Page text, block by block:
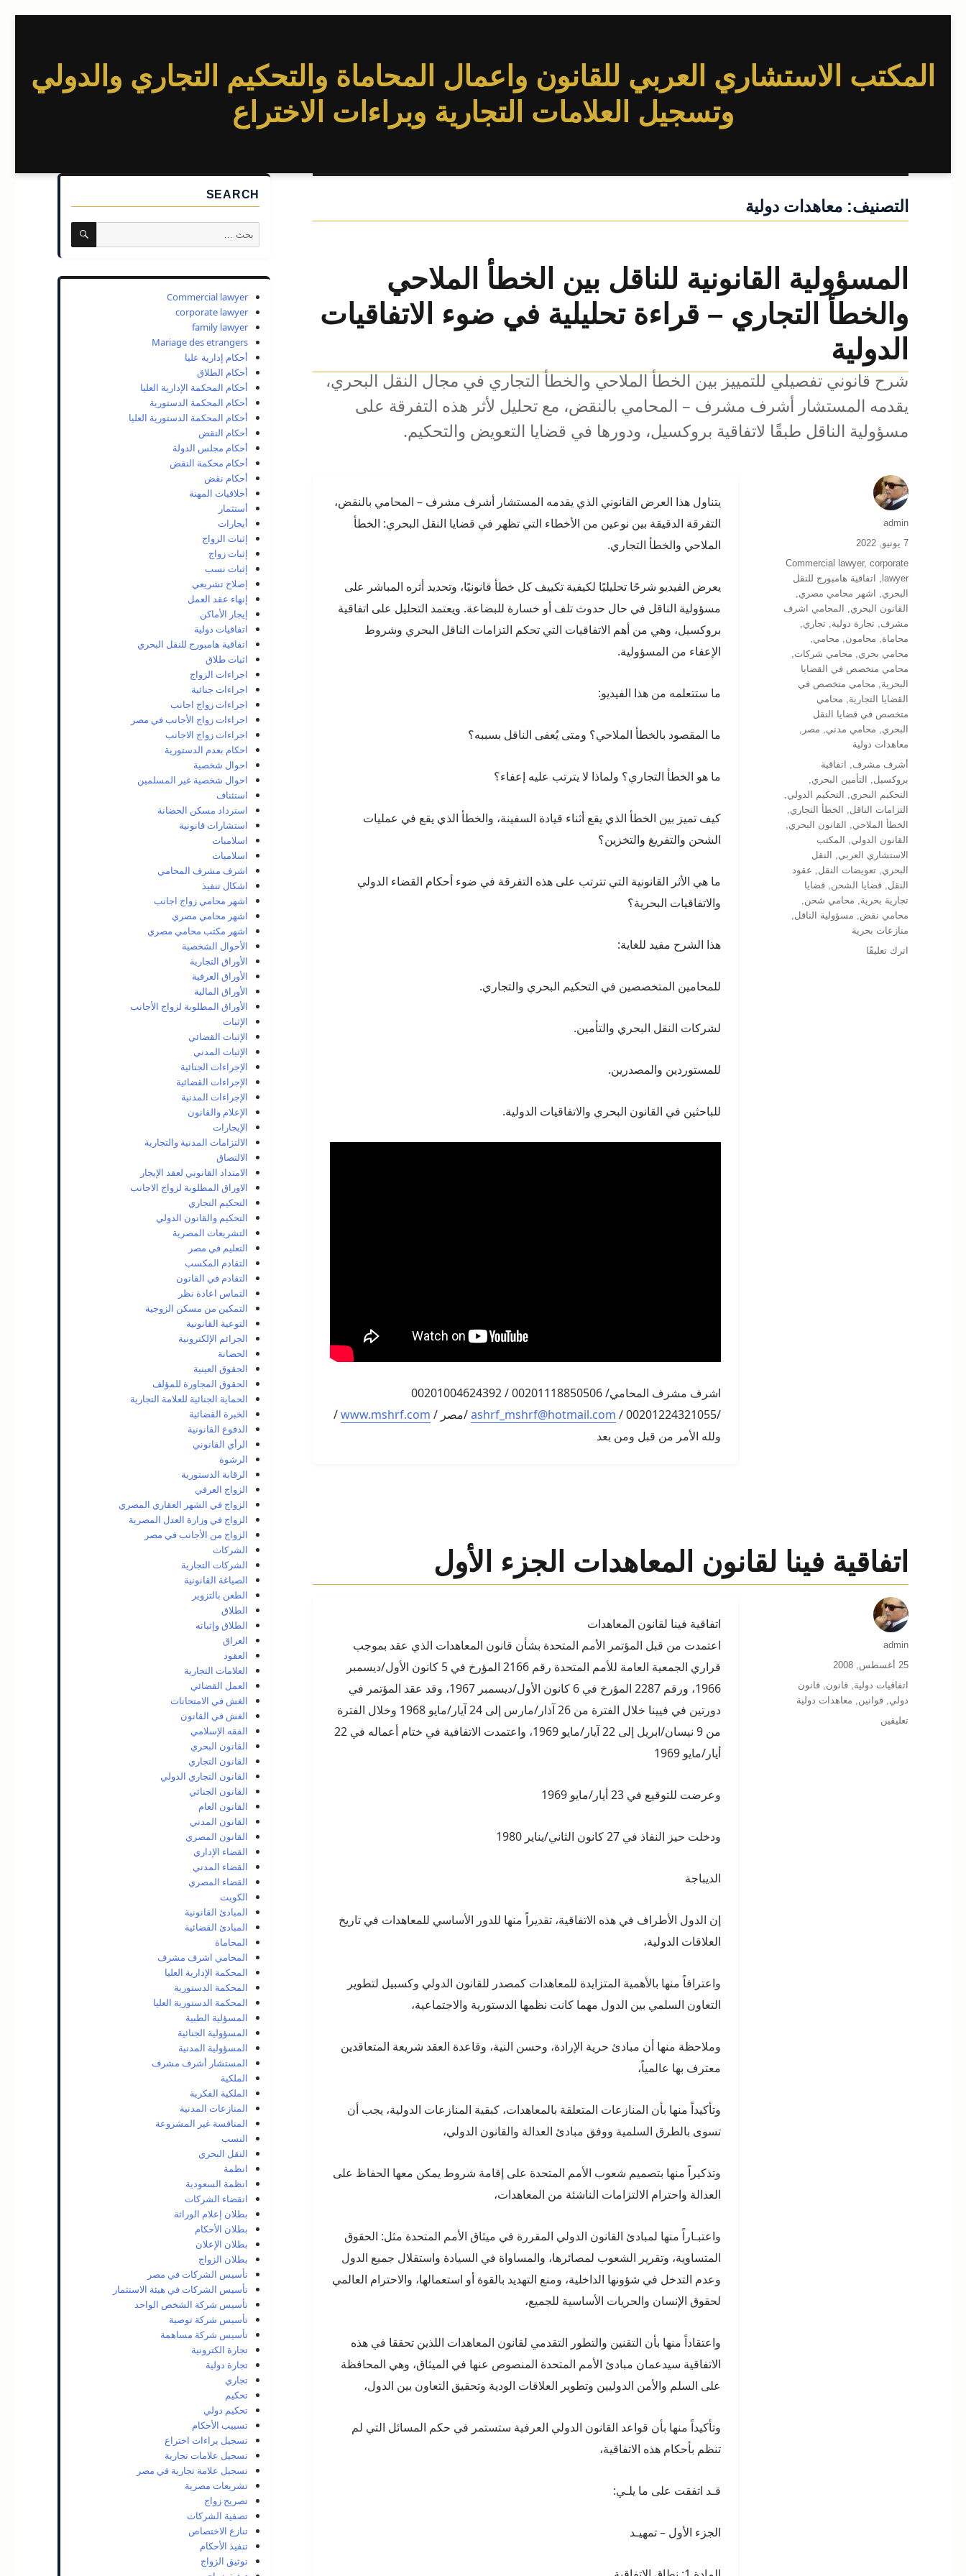
المكتب الاستشاري العربي للقانون واعمال المحاماة والتحكيم التجاري والدولي
وتسجيل العلامات التجارية وبراءات الاختراع
التصنيف:معاهدات دولية
المسؤولية القانونية للناقل بين الخطأ الملاحي
والخطأ التجاري – قراءة تحليلية في ضوء الاتفاقيات
الدولية
شرح قانوني تفصيلي للتمييز بين الخطأ الملاحي والخطأ التجاري في مجال النقل البحري،
يقدمه المستشار أشرف مشرف – المحامي بالنقض، مع تحليل لأثر هذه التفرقة على
مسؤولية الناقل طبقًا لاتفاقية بروكسيل، ودورها في قضايا التعويض والتحكيم.
يتناول هذا العرض القانوني الذي يقدمه المستشار أشرف مشرف – المحامي بالنقض،
التفرقة الدقيقة بين نوعين من الأخطاء التي تظهر في قضايا النقل البحري: الخطأ
الملاحي والخطأ التجاري.
يعرض الفيديو شرحًا تحليليًا لكيفية تكييف كل خطأ قانونيًا، وتحديد أثره المباشر على
مسؤولية الناقل في حال حدوث تلف أو خسارة للبضاعة. ويعتمد التحليل على اتفاقية
بروكسيل، وهي من أهم الاتفاقيات التي تحكم التزامات الناقل البحري وشروط
الإعفاء من المسؤولية.
ما ستتعلمه من هذا الفيديو:
ما المقصود بالخطأ الملاحي؟ ومتى يُعفى الناقل بسببه؟
ما هو الخطأ التجاري؟ ولماذا لا يترتب عليه إعفاء؟
كيف تميز بين الخطأ الذي يقع أثناء قيادة السفينة، والخطأ الذي يقع في عمليات
الشحن والتفريغ والتخزين؟
ما هي الأثر القانونية التي تترتب على هذه التفرقة في ضوء أحكام القضاء الدولي
والاتفاقيات البحرية؟
هذا الشرح مفيد للغاية:
للمحامين المتخصصين في التحكيم البحري والتجاري.
لشركات النقل البحري والتأمين.
للمستوردين والمصدرين.
للباحثين في القانون البحري والاتفاقيات الدولية.
اشرف مشرف المحامي/ 00201118850506 / 00201004624392
/00201224321055 /
ashrf_mshrf@hotmail.com/مصر / www.mshrf.com
/
ولله الأمر من قبل ومن بعد
الكاتب
admin
نُشرت
في
7 يونيو, 2022
التصنيفات Commercial lawyer, corporate
lawyer
, اتفاقية هامبورج للنقل
البحري, اشهر محامي مصري,
القانون البحري,
المحامي اشرف
مشرف,تجارة دولية,تجاري,
محاماة, محامون, محامي,
محامي بحري, محامي شركات,
محامي متخصص في القضايا
البحرية, محامي متخصص في
القضايا التجارية, محامي
متخصص في قضايا النقل
البحري, محامي مدني, مصر ,
معاهدات دولية
الوسوم
أشرف مشرف, اتفاقية
بروكسيل, التأمين البحري,
التحكيم البحري, التحكيم الدولي,
التزامات الناقل, الخطأ التجاري,
الخطأ الملاحي, القانون البحري,
القانون الدولي,
المكتب
الاستشاري العربي,
النقل
البحري,تعويضات النقل, عقود
النقل,قضايا الشحن,قضايا
تجارية بحرية, محامي شحن,
محامي نقض, مسؤولية الناقل,
منازعات بحرية
اترك تعليقًا
اتفاقية فينا لقانون المعاهدات الجزء الأول
اتفاقية فينا لقانون المعاهدات
اعتمدت من قبل المؤتمر الأمم المتحدة بشأن قانون المعاهدات الذي عقد بموجب
قراري الجمعية العامة للأمم المتحدة رقم 2166 المؤرخ في 5 كانون الأول/ديسمبر
1966، ورقم 2287 المؤرخ في 6 كانون الأول/ديسمبر 1967، وقد عقد المؤتمر في
دورتين في فيينا خلال الفترة من 26 آذار/مارس إلى 24 آيار/مايو 1968 وخلال الفترة
من 9 نيسان/ابريل إلى 22 آيار/مايو 1969، واعتمدت الاتفافية في ختام أعماله في 22
أيار/مايو 1969
وعرضت للتوقيع في 23 أيار/مايو 1969
ودخلت حيز النفاذ في 27 كانون الثاني/يناير 1980
الديباجة
إن الدول الأطراف في هذه الاتفاقية، تقديراً منها للدور الأساسي للمعاهدات في تاريخ
العلاقات الدولية،
واعترافاً منها بالأهمية المتزايدة للمعاهدات كمصدر للقانون الدولي وكسبيل لتطوير
التعاون السلمي بين الدول مهما كانت نظمها الدستورية والاجتماعية،
وملاحظة منها أن مبادئ حرية الإرادة، وحسن النية، وقاعدة العقد شريعة المتعاقدين
معترف بها عالمياً،
وتأكيداً منها بأن المنازعات المتعلقة بالمعاهدات، كبقية المنازعات الدولية، يجب أن
تسوى بالطرق السلمية ووفق مبادئ العدالة والقانون الدولي،
وتذكيراً منها بتصميم شعوب الأمم المتحدة على إقامة شروط يمكن معها الحفاظ على
العدالة واحترام الالتزامات الناشئة من المعاهدات،
واعتبـاراً منها لمبادئ القانون الدولي المقررة في ميثاق الأمم المتحدة مثل: الحقوق
المتساوية، وتقرير الشعوب لمصائرها، والمساواة في السيادة واستقلال جميع الدول
وعدم التدخل في شؤونها الداخلية، ومنع التهديد بالقوة أو استعمالها، والاحترام العالمي
لحقوق الإنسان والحريات الأساسية للجميع،
واعتقاداً منها بأن التقنين والتطور التقدمي لقانون المعاهدات اللذين تحققا في هذه
الاتفاقية سيدعمان مبادئ الأمم المتحدة المنصوص عنها في الميثاق، وهي المحافظة
على السلم والأمن الدوليين وتطوير العلاقات الودية وتحقيق التعاون بين الدول،
وتأكيداً منها بأن قواعد القانون الدولي العرفية ستستمر في حكم المسائل التي لم
تنظم بأحكام هذه الاتفاقية،
قـد اتفقت على ما يلـي:
الجزء الأول – تمهيـد
الكاتب
admin
نُشرت
في
25 أغسطس, 2008
التصنيفات
اتفاقيات دولية,قانون,قانون
دولي,قوانين, معاهدات دولية
تعليقين
SEARCH
عن:
بحث
Commercial lawyer
corporate lawyer
family lawyer
Mariage des etrangers
أحكام إدارية عليا
أحكام الطلاق
أحكام المحكمة الإدارية العليا
أحكام المحكمة الدستورية
أحكام المحكمة الدستورية العليا
أحكام النقض
أحكام مجلس الدولة
أحكام محكمة النقض
أحكام نقض
أخلاقيات المهنة
أستثمار
أيجارات
إثبات الزواج
إثبات زواج
إثبات نسب
إصلاح تشريعي
إنهاء عقد العمل
إيجار الأماكن
اتفاقيات دولية
اتفاقية هامبورج للنقل البحري
اثبات طلاق
اجراءات الزواج
اجراءات جنائية
اجراءات زواج اجانب
اجراءات زواج الأجانب في مصر
اجراءات زواج الاجانب
احكام بعدم الدستورية
احوال شخصية
احوال شخصية غير المسلمين
استئناف
استرداد مسكن الحضانة
استشارات قانونية
اسلامبات
اسلاميات
اشرف مشرف المحامي
اشكال تنفيذ
اشهر محامي زواج اجانب
اشهر محامي مصري
اشهر مكتب محامي مصري
الأحوال الشخصية
الأوراق التجارية
الأوراق العرفية
الأوراق المالية
الأوراق المطلوبة لزواج الأجانب
الإثبات
الإثبات القضائي
الإثبات المدني
الإجراءات الجنائية
الإجراءات القضائية
الإجراءات المدنية
الإعلام والقانون
الإيجارات
الالتزامات المدنية والتجارية
الالتصاق
الامتداد القانوني لعقد الإيجار
الاوراق المطلوبة لزواج الاجانب
التحكيم التجاري
التحكيم والقانون الدولي
التشريعات المصرية
التعليم في مصر
التقادم المكسب
التقادم في القانون
التماس اعادة نظر
التمكين من مسكن الزوجية
التوعية القانونية
الجرائم الإلكترونية
الحضانة
الحقوق العينية
الحقوق المجاورة للمؤلف
الحماية الجنائية للعلامة التجارية
الخبرة القضائية
الدفوع القانونية
الرأي القانوني
الرشوة
الرقابة الدستورية
الزواج العرفي
الزواج في الشهر العقاري المصري
الزواج في وزارة العدل المصرية
الزواج من الأجانب في مصر
الشركات
الشركات التجارية
الصياغة القانونية
الطعن بالتزوير
الطلاق
الطلاق وإثباته
العراق
العقود
العلامات التجارية
العمل القضائي
الغش في الامتحانات
الغش في القانون
الفقه الإسلامي
القانون البحري
القانون التجاري
القانون التجاري الدولي
القانون الجنائي
القانون العام
القانون المدني
القانون المصري
القضاء الإداري
القضاء المدني
القضاء المصري
الكويت
المبادئ القانونية
المبادئ القضائية
المحاماة
المحامي اشرف مشرف
المحكمة الإدارية العليا
المحكمة الدستورية
المحكمة الدستورية العليا
المسؤلية الطبية
المسؤولية الجنائية
المسؤولية المدنية
المستشار أشرف مشرف
الملكية
الملكية الفكرية
المنازعات المدنية
المنافسة غير المشروعة
النسب
النقل البحري
انظمة
انظمة السعودية
انقضاء الشركات
بطلان إعلام الوراثة
بطلان الأحكام
بطلان الإعلان
بطلان الزواج
تأسيس الشركات في مصر
تأسيس الشركات في هيئة الاستثمار
تأسيس شركة الشخص الواحد
تأسيس شركة توصية
تأسيس شركة مساهمة
تجارة الكترونية
تجارة دولية
تجاري
تحكيم
تحكيم دولي
تسبيب الأحكام
تسجيل براءات اختراع
تسجيل علامات تجارية
تسجيل علامة تجارية في مصر
تشريعات مصرية
تصريح زواج
تصفية الشركات
تنازع الاختصاص
تنفيذ الأحكام
توثيق الزواج